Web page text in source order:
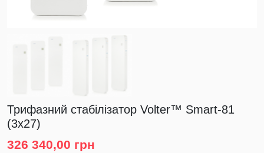
Трифазний стабілізатор Volter™ Smart-81
(3х27)
326 340,00 грн